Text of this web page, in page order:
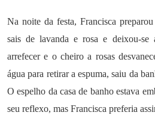
Na noite da festa, Francisca
sais de lavanda e rosa e deixou-se
arrefecer e o cheiro a rosas
água para retirar a espuma, saiu da
O espelho da casa de banho estava
seu reflexo, mas Francisca preferia